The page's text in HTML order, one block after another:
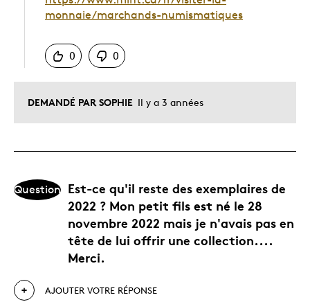
DEMANDÉ PAR SOPHIE Il y a 3 années
monnaie/marchands-numismatiques
0
0
Question Est-ce qu'il reste des exemplaires de
2022 ? Mon petit fils est né le 28
novembre 2022 mais je n'avais pas en
tête de lui offrir une collection....
Merci.
AJOUTER VOTRE RÉPONSE